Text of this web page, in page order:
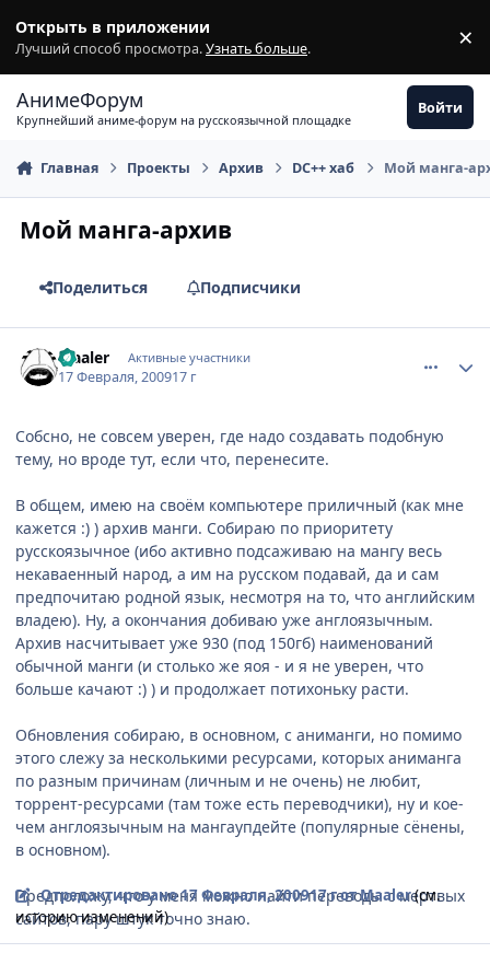
Открыть в приложении
Лучший способ просмотра.Узнать больше. ×
АнимеФорум
Крупнейший аниме-форум на русскоязычной площадке
Войти
Главная Проекты Архив DC++ хаб Мой манга-
Мой манга-архив
Поделиться Подписчики
Maaler Активные участники
17 Февраля, 200917 г
Собсно, не совсем уверен, где надо создавать подобную
тему, но вроде тут, если что, перенесите.
В общем, имею на своём компьютере приличный (как мне
кажется :) ) архив манги. Собираю по приоритету
русскоязычное (ибо активно подсаживаю на мангу весь
некаваенный народ, а им на русском подавай, да и сам
предпочитаю родной язык, несмотря на то, что английским
владею). Ну, а окончания добиваю уже англоязычным.
Архив насчитывает уже 930 (под 150гб) наименований
обычной манги (и столько же яоя - и я не уверен, что
больше качают :) ) и продолжает потихоньку расти.
Обновления собираю, в основном, с аниманги, но помимо
этого слежу за несколькими ресурсами, которых аниманга
по разным причинам (личным и не очень) не любит,
торрент-ресурсами (там тоже есть переводчики), ну и кое-
чем англоязычным на мангаупдейте (популярные сёнены,
в основном).
Предположу, что у меня можно найти переводы с мертвых
сайтов, пару штук точно знаю.
Отредактировано17 Февраля, 200917 гот Maaler(см.
историю изменений)